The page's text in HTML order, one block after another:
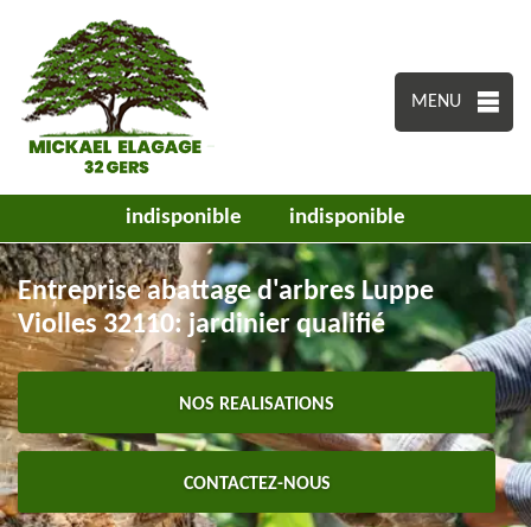
MENU
indisponible indisponible
Entreprise abattage d'arbres Luppe
Violles 32110: jardinier qualifié
NOS REALISATIONS
CONTACTEZ-NOUS